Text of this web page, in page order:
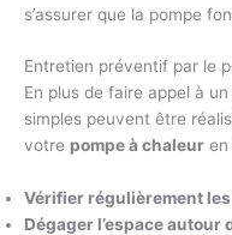
s’assurer que la pompe
Entretien préventif par le
En plus de faire appel à
simples peuvent être
votre pompe à chaleur en
Vérifier régulièrement
Dégager l’espace autour